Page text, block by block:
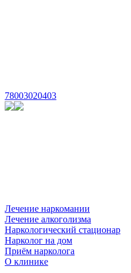
78003020403
Лечение наркомании
Лечение алкоголизма
Наркологический стационар
Нарколог на дом
Приём нарколога
О клинике